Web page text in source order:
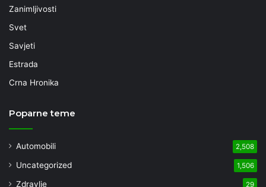
Zanimljivosti
Svet
Savjeti
Estrada
Crna Hronika
Poparne teme
Automobili 2,508
Uncategorized 1,506
Zdravlje 29